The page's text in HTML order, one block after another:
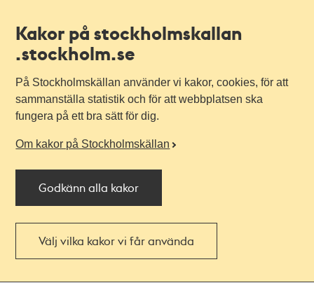
Kakor på stockholmskallan
.stockholm.se
På Stockholmskällan använder vi kakor, cookies, för att
sammanställa statistik och för att webbplatsen ska
fungera på ett bra sätt för dig.
Om kakor på Stockholmskällan
Godkänn alla kakor
Välj vilka kakor vi får använda